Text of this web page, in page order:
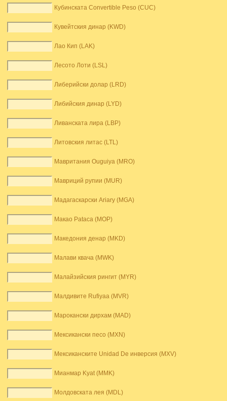
Кубинската Convertible Peso (CUC)
Кувейтския динар (KWD)
Лао Кип (LAK)
Лесото Лоти (LSL)
Либерийски долар (LRD)
Либийския динар (LYD)
Ливанската лира (LBP)
Литовския литас (LTL)
Мавритания Ouguiya (MRO)
Мавриций рупии (MUR)
Мадагаскарски Ariary (MGA)
Макао Pataca (MOP)
Македония денар (MKD)
Малави квача (MWK)
Малайзийския рингит (MYR)
Малдивите Rufiyaa (MVR)
Марокански дирхам (MAD)
Мексикански песо (MXN)
Мексиканските Unidad De инверсия (MXV)
Мианмар Kyat (MMK)
Молдовската лея (MDL)